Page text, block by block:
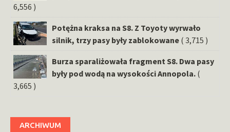
6,556 )
Potężna kraksa na S8. Z Toyoty wyrwało
silnik, trzy pasy były zablokowane ( 3,715 )
Burza sparaliżowała fragment S8. Dwa pasy
były pod wodą na wysokości Annopola. (
3,665 )
ARCHIWUM